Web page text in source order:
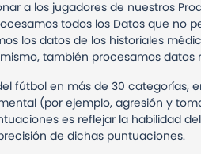
a los jugadores de nuestros
todos los Datos que no
los datos de los historiales
también procesamos datos
fútbol en más de 30
(por ejemplo, agresión y
es reflejar la habilidad
de dichas puntuaciones.